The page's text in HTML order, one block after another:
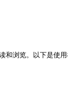
和浏览。以下是使